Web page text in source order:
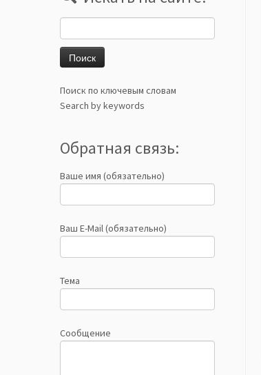
Поиск по ключевым словам
Search by keywords
Обратная связь:
Ваше имя (обязательно)
Ваш E-Mail (обязательно)
Тема
Сообщение